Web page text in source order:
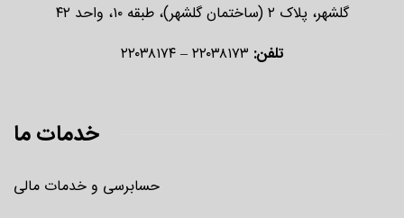
گلشهر، پلاک ۲ (ساختمان گلشهر)، طبقه ۱۰، واحد ۴۲
تلفن:
خدمات ما
حسابرسی و خدمات مالی